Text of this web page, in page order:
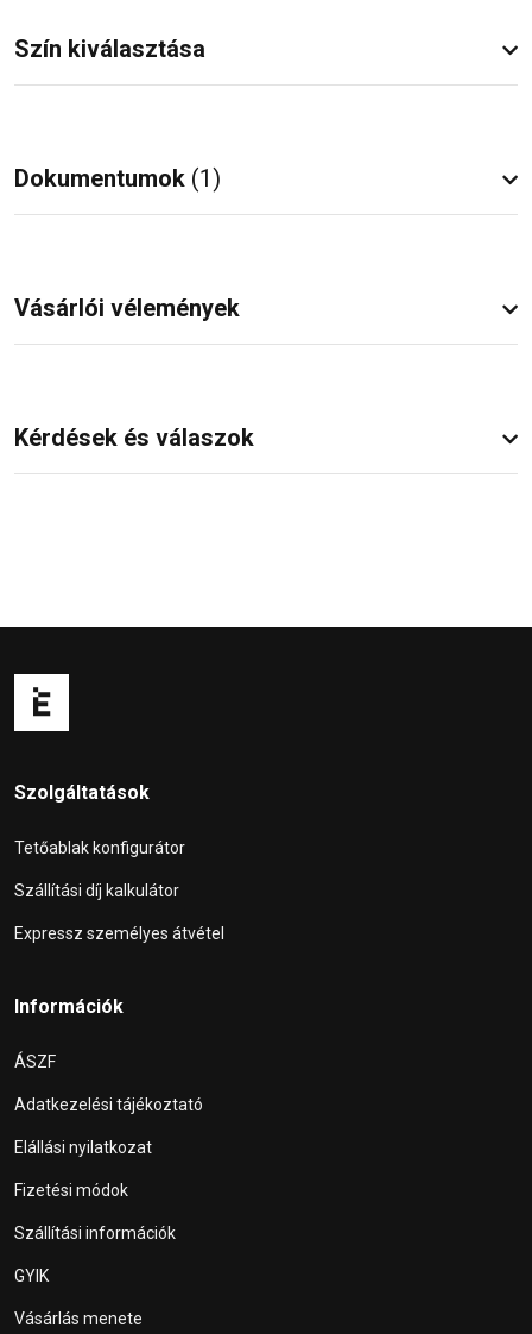
Szín kiválasztása
Dokumentumok (1)
Vásárlói vélemények
Kérdések és válaszok
Szolgáltatások
Tetőablak konfigurátor
Szállítási díj kalkulátor
Expressz személyes átvétel
Információk
ÁSZF
Adatkezelési tájékoztató
Elállási nyilatkozat
Fizetési módok
Szállítási információk
GYIK
Vásárlás menete